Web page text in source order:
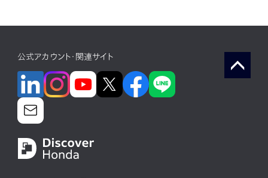
公式アカウント・関連サイト